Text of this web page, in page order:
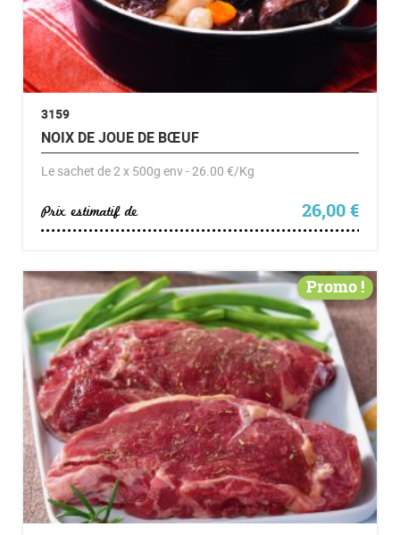
3159
NOIX DE JOUE DE BŒUF
Le sachet de 2 x 500g env - 26.00 €/Kg
Prix estimatif de 26,00€
Promo !